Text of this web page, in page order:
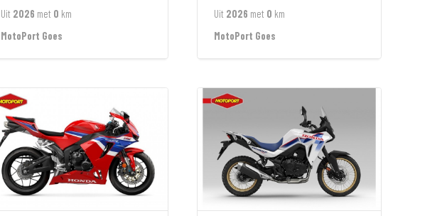
Uit 2026 met 0 km
MotoPort Goes
Uit 2026 met 0 km
MotoPort Goes